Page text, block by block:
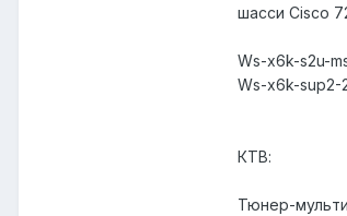
шасси Cisco
Ws-x6k-s2u-
Ws-x6k-sup2-
КТВ:
Тюнер-